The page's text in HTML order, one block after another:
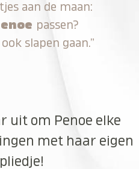
aan de maan:
passen?
slapen gaan.”
uit om Penoe elke
met haar eigen